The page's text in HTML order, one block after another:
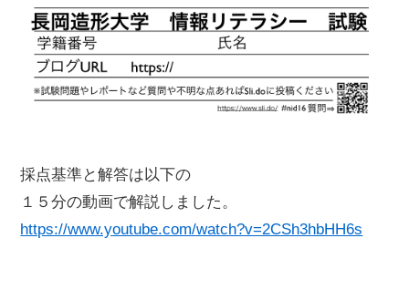
採点基準と解答は以下の
１５分の動画で解説しました。
https://www.youtube.com/watch?v=2CSh3hbHH6s